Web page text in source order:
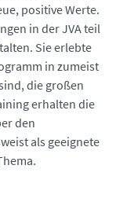
positive Werte.
in der JVA teil
Sie erlebte
in zumeist
die großen
erhalten die
den
als geeignete